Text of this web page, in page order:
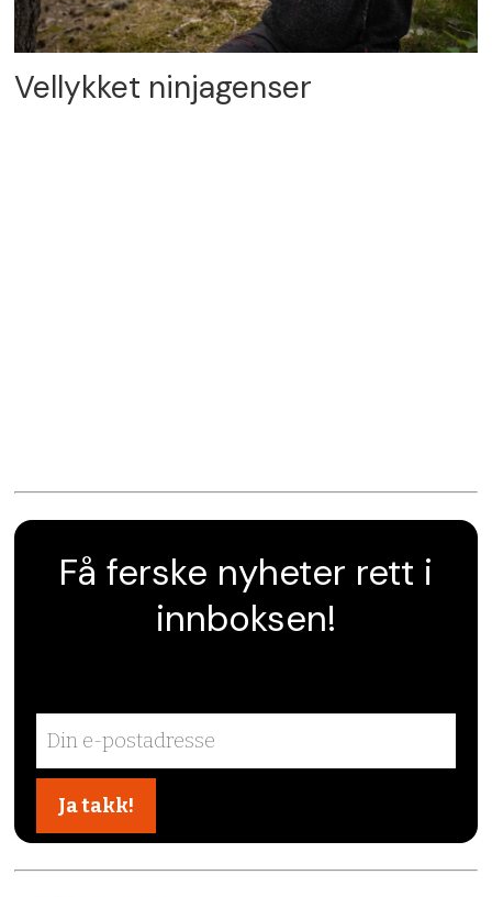
Vellykket ninjagenser
Få ferske nyheter rett i
innboksen!